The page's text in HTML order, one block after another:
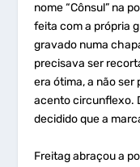
nome “Cônsul” na
feita com a própria
gravado numa
precisava ser
era ótima, a não
acento circunflexo.
decidido que a
Freitag abraçou a